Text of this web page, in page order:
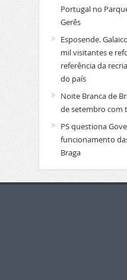
Portugal no
Gerês
Esposende.
mil visitantes e
referência da
do país
Noite Branca de
de setembro com
PS questiona
funcionamento
Braga